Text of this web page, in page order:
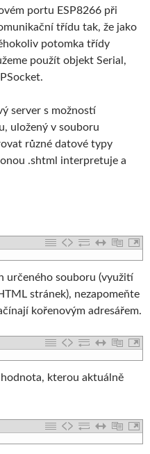
portu ESP8266 při
třídu tak, že jako
potomka třídy
použít objekt Serial,
server s možností
uložený v souboru
různé datové typy
.shtml interpretuje a
určeného souboru (využití
stránek), nezapomeňte
kořenovým adresářem.
kterou aktuálně